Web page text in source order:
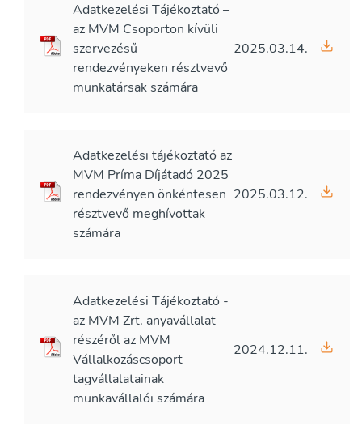
Adatkezelési Tájékoztató –
az MVM Csoporton kívüli
szervezésű
rendezvényeken résztvevő
munkatársak számára
2025.03.14.
Adatkezelési tájékoztató az
MVM Príma Díjátadó 2025
rendezvényen önkéntesen
résztvevő meghívottak
számára
2025.03.12.
Adatkezelési Tájékoztató -
az MVM Zrt. anyavállalat
részéről az MVM
Vállalkozáscsoport
tagvállalatainak
munkavállalói számára
2024.12.11.